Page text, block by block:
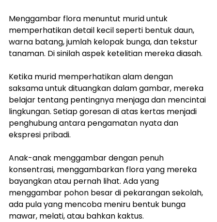
Menggambar flora menuntut murid untuk
memperhatikan detail kecil seperti bentuk daun,
warna batang, jumlah kelopak bunga, dan tekstur
tanaman. Di sinilah aspek ketelitian mereka diasah.
Ketika murid memperhatikan alam dengan
saksama untuk dituangkan dalam gambar, mereka
belajar tentang pentingnya menjaga dan mencintai
lingkungan. Setiap goresan di atas kertas menjadi
penghubung antara pengamatan nyata dan
ekspresi pribadi.
Anak-anak menggambar dengan penuh
konsentrasi, menggambarkan flora yang mereka
bayangkan atau pernah lihat. Ada yang
menggambar pohon besar di pekarangan sekolah,
ada pula yang mencoba meniru bentuk bunga
mawar, melati, atau bahkan kaktus.